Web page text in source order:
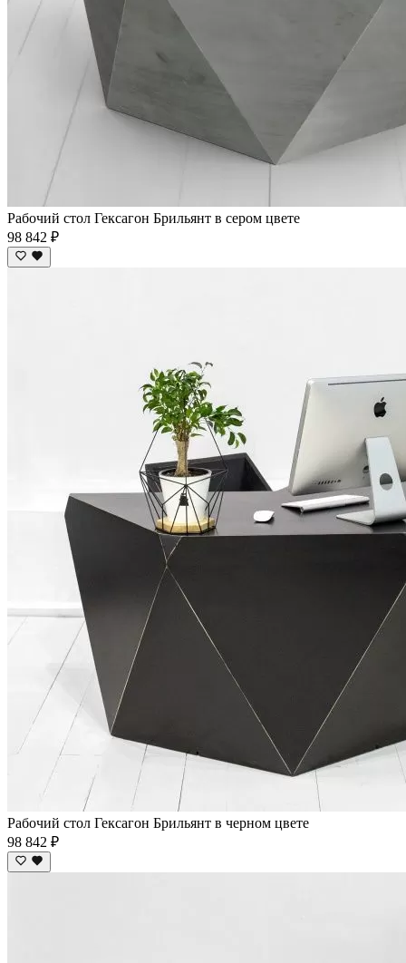
Рабочий стол Гексагон Брильянт в сером цвете
98 842 ₽
Рабочий стол Гексагон Брильянт в черном цвете
98 842 ₽